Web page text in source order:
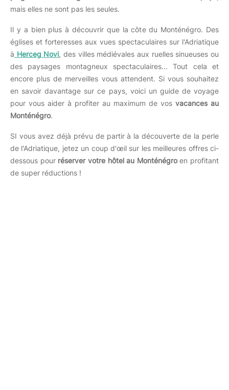
mais elles ne sont pas les seules.
Il y a bien plus à découvrir que la côte du Monténégro. Des
églises et forteresses aux vues spectaculaires sur l'Adriatique
à Herceg Novi, des villes médiévales aux ruelles sinueuses ou
des paysages montagneux spectaculaires... Tout cela et
encore plus de merveilles vous attendent. Si vous souhaitez
en savoir davantage sur ce pays, voici un guide de voyage
pour vous aider à profiter au maximum de vos vacances au
Monténégro.
SI vous avez déjà prévu de partir à la découverte de la perle
de l'Adriatique, jetez un coup d'œil sur les meilleures offres ci-
dessous pourréserver votre hôtel au Monténégroen profitant
de super réductions !